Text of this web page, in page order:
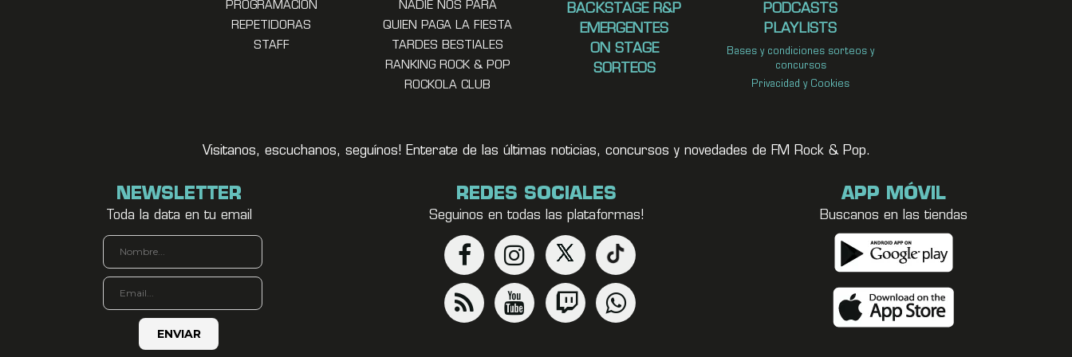
PROGRAMACION
REPETIDORAS
STAFF
NADIE NOS PARA
QUIEN PAGA LA FIESTA
TARDES BESTIALES
RANKING ROCK & POP
ROCKOLA CLUB
BACKSTAGE R&P
EMERGENTES
ON STAGE
SORTEOS
PODCASTS
PLAYLISTS
Bases y condiciones sorteos y
concursos
Privacidad y Cookies
Visitanos, escuchanos, seguínos! Enterate de las últimas noticias, concursos y novedades de FM Rock & Pop.
NEWSLETTER
Toda la data en tu email
REDES SOCIALES
Seguinos en todas las plataformas!
APP MÓVIL
Buscanos en las tiendas